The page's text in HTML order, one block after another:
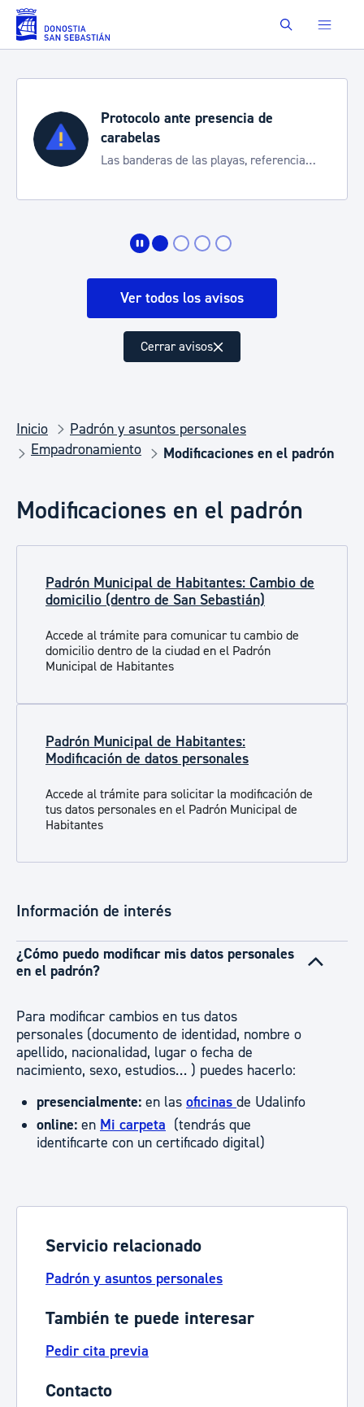
Saltar al contenido principal Buscar
Protocolo ante presencia de
carabelas
Las banderas de las playas, referencia
Ver todos los avisos
Cerrar avisos
Inicio
Padrón y asuntos personales
Empadronamiento
Modificaciones en el padrón
Modificaciones en el padrón
Padrón Municipal de Habitantes: Cambio de
domicilio (dentro de San Sebastián)
Accede al trámite para comunicar tu cambio de
domicilio dentro de la ciudad en el Padrón
Municipal de Habitantes
Padrón Municipal de Habitantes:
Modificación de datos personales
Accede al trámite para solicitar la modificación de
tus datos personales en el Padrón Municipal de
Habitantes
Información de interés
¿Cómo puedo modificar mis datos personales
en el padrón?
Para modificar cambios en tus datos
personales (documento de identidad, nombre o
apellido, nacionalidad, lugar o fecha de
nacimiento, sexo, estudios… ) puedes hacerlo:
presencialmente: en las oficinas de Udalinfo
online: en Mi carpeta (tendrás que
identificarte con un certificado digital)
Servicio relacionado
Padrón y asuntos personales
También te puede interesar
Pedir cita previa
Contacto